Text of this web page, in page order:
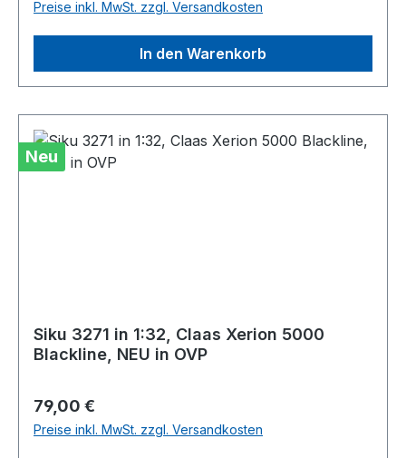
Preise inkl. MwSt. zzgl. Versandkosten
In den Warenkorb
Neu
Siku 3271 in 1:32, Claas Xerion 5000
Blackline, NEU in OVP
Regulärer Preis:
79,00 €
Preise inkl. MwSt. zzgl. Versandkosten